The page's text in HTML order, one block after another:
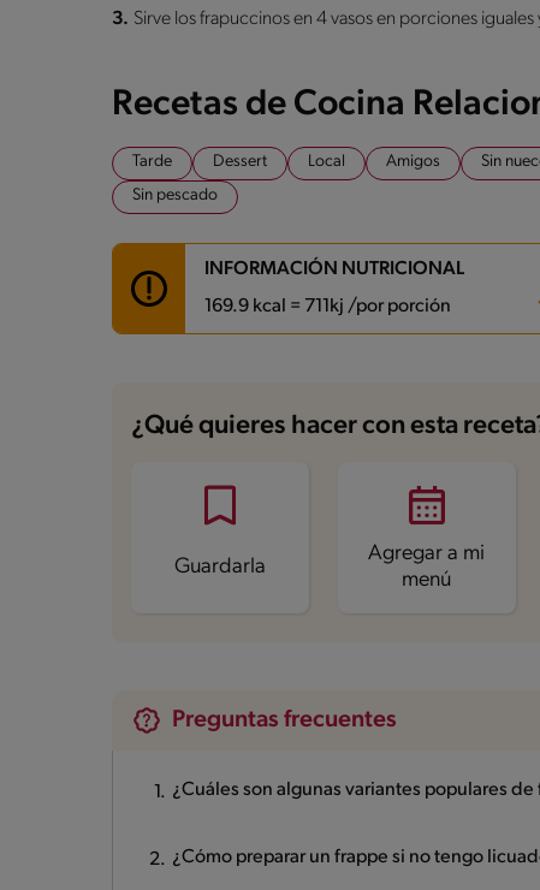
3. Sirve los frapuccinos en 4 vasos en porciones
Recetas de Cocina
Tarde Dessert Local Amigos Sin
Sin pescado
INFORMACIÓN NUTRICIONAL
169.9 kcal = 711kj /por porción
Energía
169.9 kcal
Grasas 3.1 g
Sodio
¿Qué quieres hacer con esta
Guardarla
Agregar a mi
menú
Preguntas frecuentes
¿Cuáles son algunas variantes populares de
¿Cómo preparar un frappe si no tengo